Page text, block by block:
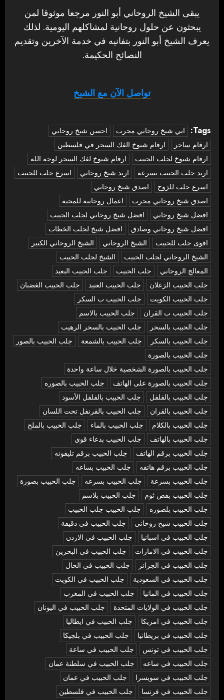
يبقى الشيخ الروحاني أبو النور مرجعا موثوقا لمن
يبحثون عن حلول روحانية لمشاكلهم اليومية. لذلك
يعرف الشيخ أبو النور بتفانيه في خدمة الآخرين وتقديم
النصائح الحكيمة.
تواصل الآن مع الشيخ
Tags: ‏ابي شيخ روحاني مجرب
احسن شيخ روحاني
ارقام ساحر
ارقام شيوخ الفك السحر في فلسطين
ارقام شيوخ لجلب الحبيب
ارقام شيوخ لفك السحر لوجه الله
اريد جلب الحبيب بسرعة
اريد شيخ روحاني
اسرع جلب للحبيب
اسرع جلب للزوج
اصدق شيخ روحاني
اصدق شيخ روحاني مجرب
اعمال روحانية للمحبة
افضل شيخ روحاني
افضل شيخ روحاني لجلب الحبيب
افضل شيخ روحاني وصادق
افضل شيخ لجلب الخطاب
اقوى جلب للحبيب
الشيخ الروحاني
الشيخ الروحاني الكبير
الشيخ الروحاني لجلب الحبيب
الشيخ لجلب الحبيب
المعالج الروحاني
جلب الحبيب
جلب الحبيب البعيد
جلب الحبيب الزعلان
جلب الحبيب العنيد
جلب الحبيب الغضبان
جلب الحبيب الكويت
جلب الحبيب ب السكر
جلب الحبيب ب القران
جلب الحبيب بالاسم
جلب الحبيب بالسحر
جلب الحبيب بالسحر الرهيب
جلب الحبيب بالسكر
جلب الحبيب بالشمعة
جلب الحبيب بالصور
جلب الحبيب بالصورة
جلب الحبيب بالصورة الشخصية خلال ساعة واحدة
جلب الحبيب بالصورة على الهاتف
جلب الحبيب بالصوره
جلب الحبيب بالفلفل
جلب الحبيب بالفلفل الأسود
جلب الحبيب بالقران
جلب الحبيب بالقرنفل تحت اللسان
جلب الحبيب بالكلام
جلب الحبيب بالماء
جلب الحبيب بالملح
جلب الحبيب بالهاتف
جلب الحبيب بدعاء قوي
جلب الحبيب برقم الهاتف
جلب الحبيب برقم تليفونه
جلب الحبيب برقم هاتفه
جلب الحبيب بساعه
جلب الحبيب بسرعة
جلب الحبيب بسرعه
جلب الحبيب بصورة
جلب الحبيب بفص ثوم
جلب الحبيب بلاسم
جلب الحبيب بلصوره
جلب الحبيب جلب الحبيب
جلب الحبيب شيخ روحاني
جلب الحبيب فى دقيقة
جلب الحبيب في اسبانيا
جلب الحبيب في الاردن
جلب الحبيب في الامارات
جلب الحبيب في البحرين
جلب الحبيب في الجزائر
جلب الحبيب في الحال
جلب الحبيب في السعودية
جلب الحبيب في الكويت
جلب الحبيب في المانيا
جلب الحبيب في المغرب
جلب الحبيب في الولايات المتحدة
جلب الحبيب في اليونان
جلب الحبيب في امريكا
جلب الحبيب في ايطاليا
جلب الحبيب في بريطانيا
جلب الحبيب في بلجيكا
جلب الحبيب في تونس
جلب الحبيب في ساعة
جلب الحبيب في ساعه
جلب الحبيب في سلطنة عمان
جلب الحبيب في سويسرا
جلب الحبيب في عمان
جلب الحبيب في فرنسا
جلب الحبيب في فلسطين